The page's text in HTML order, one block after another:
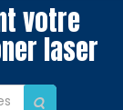
votre
laser